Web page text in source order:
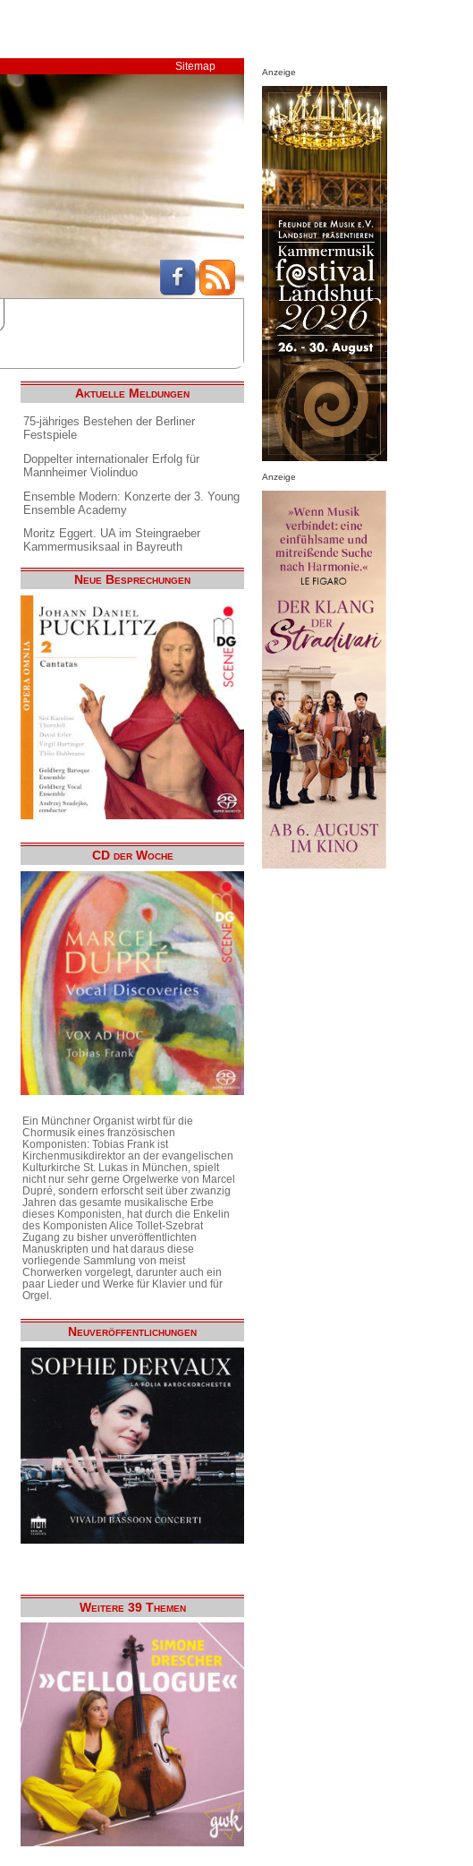
Sitemap
Aktuelle Meldungen
75-jähriges Bestehen der Berliner
Festspiele
Doppelter internationaler Erfolg für
Mannheimer Violinduo
Ensemble Modern: Konzerte der 3. Young
Ensemble Academy
Moritz Eggert. UA im Steingraeber
Kammermusiksaal in Bayreuth
Neue Besprechungen
CD der Woche
Ein Münchner Organist wirbt für die
Chormusik eines französischen
Komponisten: Tobias Frank ist
Kirchenmusikdirektor an der evangelischen
Kulturkirche St. Lukas in München, spielt
nicht nur sehr gerne Orgelwerke von Marcel
Dupré, sondern erforscht seit über zwanzig
Jahren das gesamte musikalische Erbe
dieses Komponisten, hat durch die Enkelin
des Komponisten Alice Tollet-Szebrat
Zugang zu bisher unveröffentlichten
Manuskripten und hat daraus diese
vorliegende Sammlung von meist
Chorwerken vorgelegt, darunter auch ein
paar Lieder und Werke für Klavier und für
Orgel.
Neuveröffentlichungen
Weitere 39 Themen
Anzeige
Anzeige